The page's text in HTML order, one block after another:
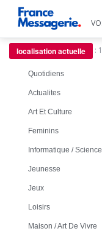
localisation actuelle :
Quotidiens
Actualites
Art Et Culture
Feminins
Informatique /
Jeunesse
Jeux
Loisirs
Maison / Art De Vivre